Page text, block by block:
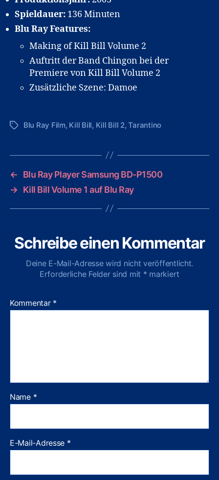
Spieldauer: 136 Minuten
Blu Ray Features:
Making of Kill Bill Volume 2
Auftritt der Band Chingon bei der
Premiere von Kill Bill Volume 2
Zusätzliche Szene: Damoe
Schlagwörter
Blu Ray Film, Kill Bill, Kill Bill 2,Tarantino
←
Blu Ray Player Samsung BD-P1500
→ Kill Bill Volume 1 auf Blu Ray
Schreibe einen Kommentar
Deine E-Mail-Adresse wird nicht veröffentlicht.
Erforderliche Felder sind mit * markiert
Kommentar *
Name *
E-Mail-Adresse *